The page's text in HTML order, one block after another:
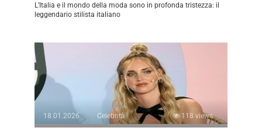
L’Italia e il mondo della moda sono in profonda tristezza: il
leggendario stilista italiano
18.01.2026 Celebrità 118 views